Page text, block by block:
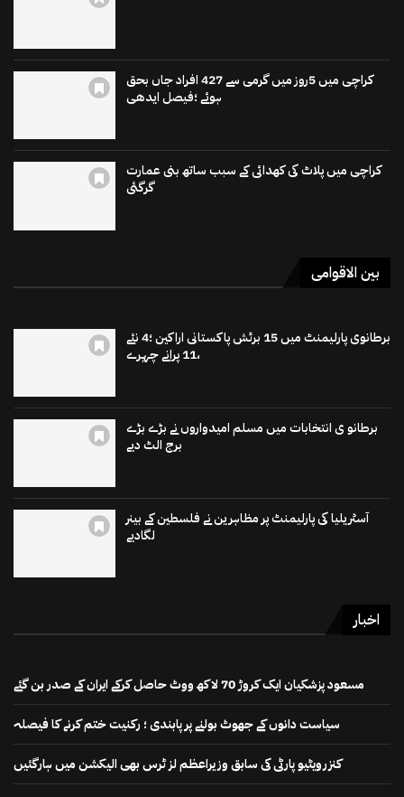
کراچی میں 5روز میں گرمی سے 427 افراد جاں بحق
ہوئے ؛فیصل ایدھی
کراچی میں پلاٹ کی کھدائی کے سبب ساتھ بنی عمارت
گرگئی
بین الاقوامی
برطانوی پارلیمنٹ میں 15 برٹش پاکستانی اراکین ؛4 نئے
،11 پرانے چہرے
برطانو ی انتخابات میں مسلم امیدواروں نے بڑے بڑے
برج الٹ دیے
آسٹریلیا کی پارلیمنٹ پر مظاہرین نے فلسطین کے بینر
لگادیے
اخبار
مسعود پزشکیان ایک کروڑ 70 لاکھ ووٹ حاصل کرکے ایران کے صدر بن گئے
سیاست دانوں کے جھوٹ بولنے پر پابندی ؛ رکنیت ختم کرنے کا فیصلہ
کنزرویٹیو پارٹی کی سابق وزیراعظم لز ٹرس بھی الیکشن میں ہارگئیں